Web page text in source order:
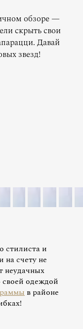
обзоре —
скрыть свои
Давай
звезд!
стилиста и
счету не
неудачных
одеждой
в районе